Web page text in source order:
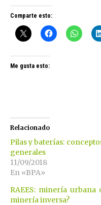
Comparte esto:
Me gusta esto:
Relacionado
Pilas y baterías:
generales
11/09/2018
En «BPA»
RAEES: minería urbana
minería inversa?